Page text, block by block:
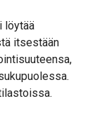
löytää
itsestään